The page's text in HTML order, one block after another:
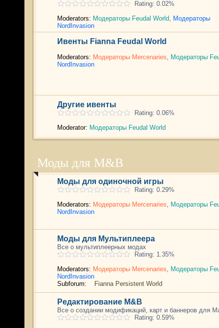
Rating: 0.02%
Moderators: Модераторы Feudal World, Модераторы
NordInvasion
Ивенты Fianna Feudal World
Moderators: Модераторы Mercenaries, Модераторы
NordInvasion
Другие ивенты
Rating: 0.06%
Moderator: Модераторы Feudal World
Моды для M&B
Моды для одиночной игры
Rating: 0.29%
Moderators: Модераторы Mercenaries, Модераторы
NordInvasion
Моды для Мультиплеера
Все о мультиплеерных модах
Rating: 1.35%
Moderators: Модераторы Mercenaries, Модераторы
NordInvasion
Subforum:
Fianna Persistent World
Редактирование M&B
Все о создании модификаций, карт и баннеров для
Rating: 0.59%